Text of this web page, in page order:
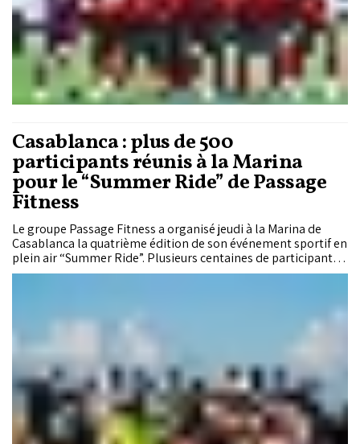
Casablanca : plus de 500
participants réunis à la Marina
pour le “Summer Ride” de Passage
Fitness
Le groupe Passage Fitness a organisé jeudi à la Marina de
Casablanca la quatrième édition de son événement sportif en
plein air “Summer Ride”. Plusieurs centaines de participants
ont pris part à des sessions collectives de fitness face à